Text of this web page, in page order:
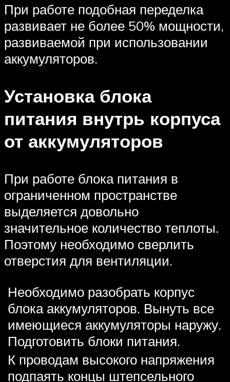
При работе подобная переделка
развивает не более 50% мощности,
развиваемой при использовании
аккумуляторов.
Установка блока
питания внутрь корпуса
от аккумуляторов
При работе блока питания в
ограниченном пространстве
выделяется довольно
значительное количество теплоты.
Поэтому необходимо сверлить
отверстия для вентиляции.
Необходимо разобрать корпус
блока аккумуляторов. Вынуть все
имеющиеся аккумуляторы наружу.
Подготовить блоки питания.
К проводам высокого напряжения
подпаять концы штепсельного